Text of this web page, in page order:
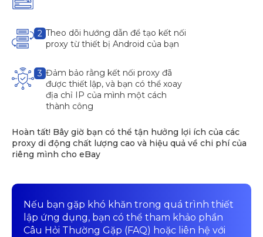
2 Theo dõi hướng dẫn để tạo kết nối
proxy từ thiết bị Android của bạn
3 Đảm bảo rằng kết nối proxy đã
được thiết lập, và bạn có thể xoay
địa chỉ IP của mình một cách
thành công
Hoàn tất! Bây giờ bạn có thể tận hưởng lợi ích của các
proxy di động chất lượng cao và hiệu quả về chi phí của
riêng mình cho eBay
Nếu bạn gặp khó khăn trong quá trình thiết
lập ứng dụng, bạn có thể tham khảo phần
Câu Hỏi Thường Gặp (FAQ) hoặc liên hệ với